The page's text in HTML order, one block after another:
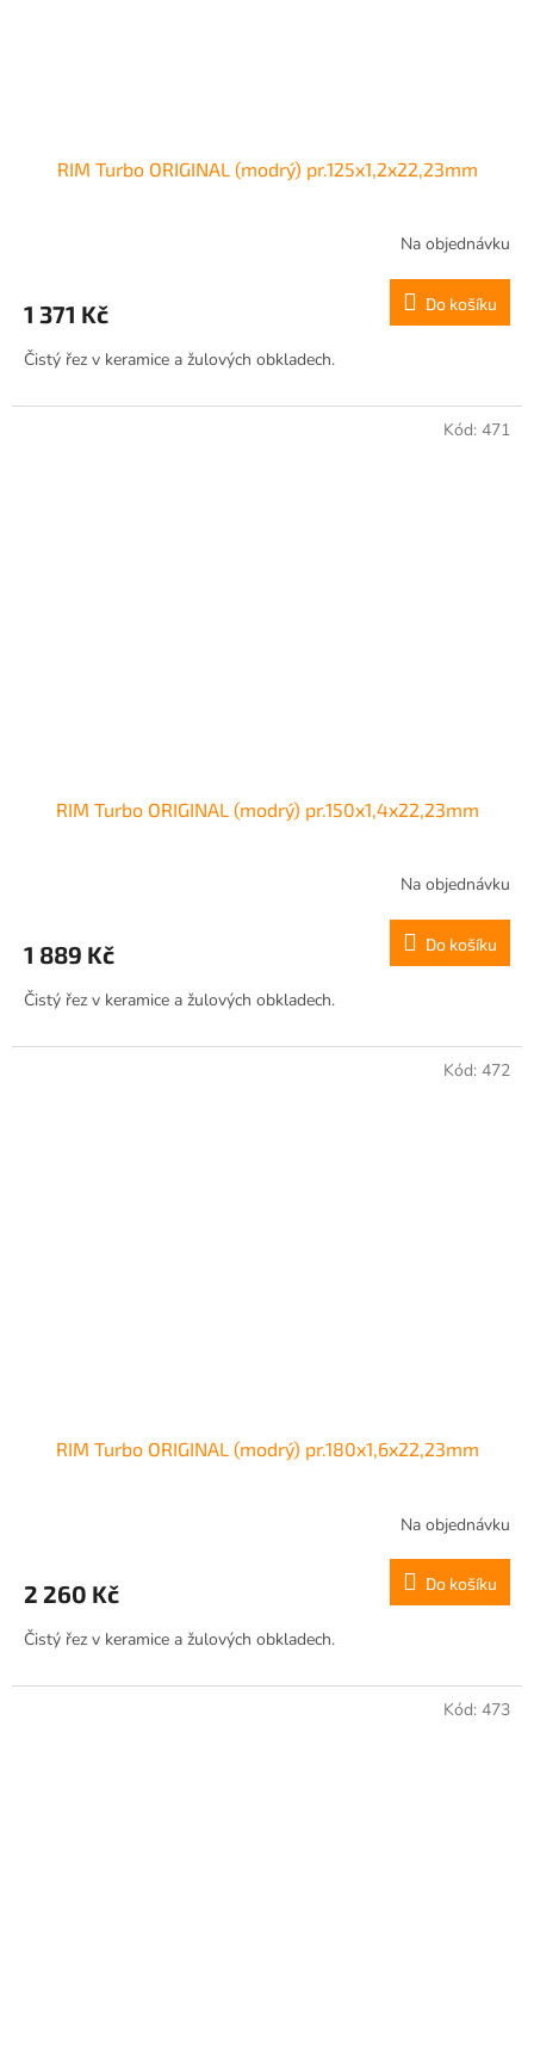
RIM Turbo ORIGINAL (modrý) pr.125x1,2x22,23mm
Na objednávku
1 371 Kč Do košíku
Čistý řez v keramice a žulových obkladech.
RIM Turbo ORIGINAL (modrý) pr.150x1,4x22,23mm
Na objednávku
1 889 Kč Do košíku
Čistý řez v keramice a žulových obkladech.
Kód: 471
RIM Turbo ORIGINAL (modrý) pr.180x1,6x22,23mm
Na objednávku
2 260 Kč Do košíku
Čistý řez v keramice a žulových obkladech.
Kód: 472
Kód: 473